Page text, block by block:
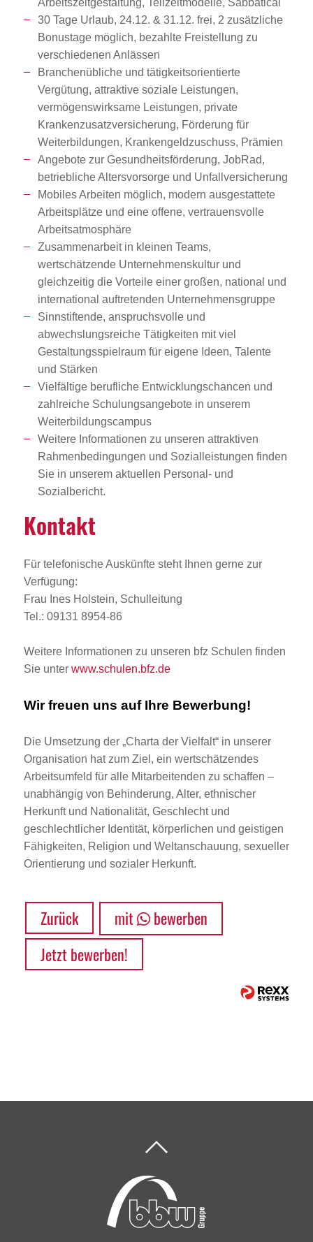
30 Tage Urlaub, 24.12. & 31.12. frei, 2 zusätzliche
Bonustage möglich, bezahlte Freistellung zu
verschiedenen Anlässen
Branchenübliche und tätigkeitsorientierte
Vergütung, attraktive soziale Leistungen,
vermögenswirksame Leistungen, private
Krankenzusatzversicherung, Förderung für
Weiterbildungen, Krankengeldzuschuss, Prämien
Angebote zur Gesundheitsförderung, JobRad,
betriebliche Altersvorsorge und Unfallversicherung
Mobiles Arbeiten möglich, modern ausgestattete
Arbeitsplätze und eine offene, vertrauensvolle
Arbeitsatmosphäre
Zusammenarbeit in kleinen Teams,
wertschätzende Unternehmenskultur und
gleichzeitig die Vorteile einer großen, national und
international auftretenden Unternehmensgruppe
Sinnstiftende, anspruchsvolle und
abwechslungsreiche Tätigkeiten mit viel
Gestaltungsspielraum für eigene Ideen, Talente
und Stärken
Vielfältige berufliche Entwicklungschancen und
zahlreiche Schulungsangebote in unserem
Weiterbildungscampus
Weitere Informationen zu unseren attraktiven
Rahmenbedingungen und Sozialleistungen finden
Sie in unserem aktuellen Personal- und
Sozialbericht.
Kontakt
Für telefonische Auskünfte steht Ihnen gerne zur
Verfügung:
Frau Ines Holstein, Schulleitung
Tel.: 09131 8954-86
Weitere Informationen zu unseren bfz Schulen finden
Sie unter www.schulen.bfz.de
Wir freuen uns auf Ihre Bewerbung!
Die Umsetzung der „Charta der Vielfalt“ in unserer
Organisation hat zum Ziel, ein wertschätzendes
Arbeitsumfeld für alle Mitarbeitenden zu schaffen –
unabhängig von Behinderung, Alter, ethnischer
Herkunft und Nationalität, Geschlecht und
geschlechtlicher Identität, körperlichen und geistigen
Fähigkeiten, Religion und Weltanschauung, sexueller
Orientierung und sozialer Herkunft.
Zurück mit
bewerben
Jetzt bewerben!